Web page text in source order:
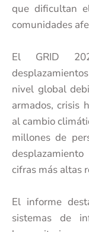
que dificultan
comunidades
El GRID
nivel global
armados, crisis
al cambio
millones de
cifras más altas
El informe
sistemas de